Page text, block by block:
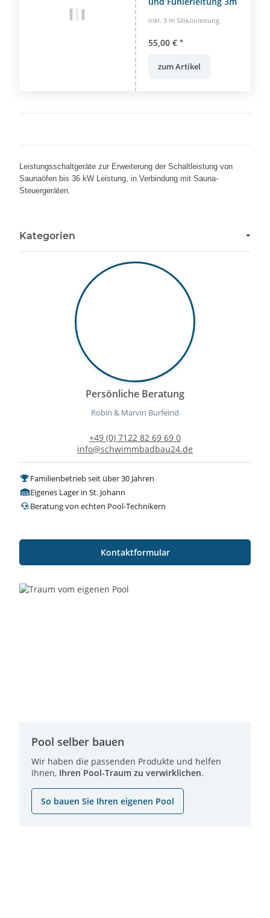
inkl. 3 m Silikonleitung
55,00 € *
zum Artikel
Leistungsschaltgeräte zur Erweiterung der Schaltleistung von
Saunaöfen bis 36 kW Leistung, in Verbindung mit Sauna-
Steuergeräten.
Kategorien
Persönliche Beratung
Robin & Marvin Burfeind
+49 (0) 7122 82 69 69 0
info@schwimmbadbau24.de
Familienbetrieb seit über 30 Jahren
Eigenes Lager in St. Johann
Beratung von echten Pool-Technikern
Kontaktformular
Pool selber bauen
Wir haben die passenden Produkte und helfen
Ihnen, Ihren Pool-Traum zu verwirklichen.
So bauen Sie Ihren eigenen Pool